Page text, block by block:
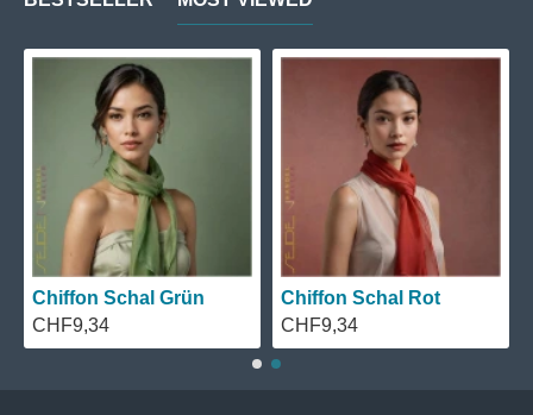
Ergotherapie besonders gerne angeboten.
Schal Blau
Chiffon Schal Schwarz